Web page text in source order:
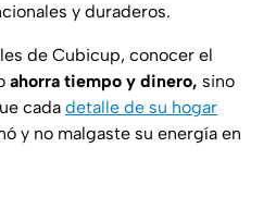
y duraderos.
de Cubicup, conocer el
ahorra tiempo y dinero, sino
cada detalle de su hogar
y no malgaste su energía en